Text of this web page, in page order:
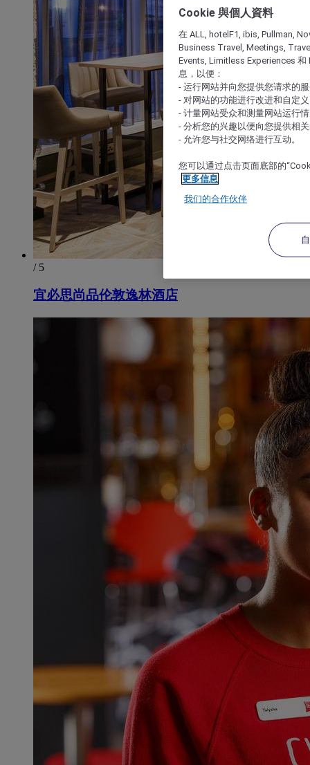
/ 5
宜必思尚品伦敦逸林酒店
Cookie 與個人資料
在 ALL, hotelF1, ibis, Pullman,
Business Travel, Meetings,
Events, Limitless Experiences 和
息，以便：
- 运行网站并向您提供您请求的
- 对网站的功能进行改进和自定义
- 计量网站受众和测量网站运行
- 分析您的兴趣以便向您提供相
- 允许您与社交网络进行互动。
您可以通过点击页面底部的
更多信息
我们的合作伙伴